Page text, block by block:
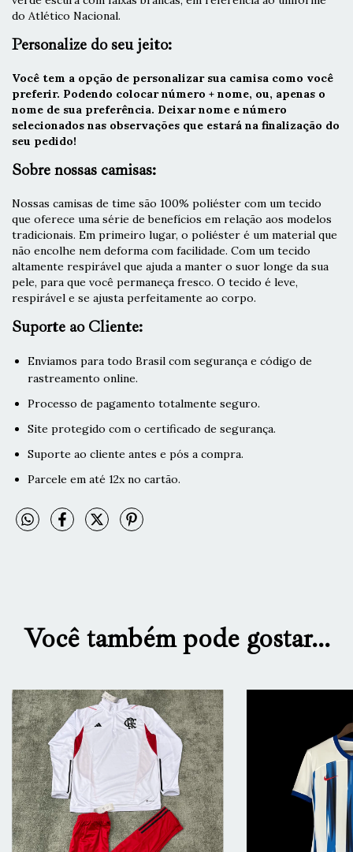
do Atlético Nacional.
Personalize do seu jeito:
Você tem a opção de personalizar sua camisa como você
preferir. Podendo colocar número + nome, ou, apenas o
nome de sua preferência. Deixar nome e número
selecionados nas observações que estará na finalização do
seu pedido!
Sobre nossas camisas:
Nossas camisas de time são 100% poliéster com um tecido
que oferece uma série de benefícios em relação aos modelos
tradicionais. Em primeiro lugar, o poliéster é um material que
não encolhe nem deforma com facilidade. Com um tecido
altamente respirável que ajuda a manter o suor longe da sua
pele, para que você permaneça fresco. O tecido é leve,
respirável e se ajusta perfeitamente ao corpo.
Suporte ao Cliente:
Enviamos para todo Brasil com segurança e código de
rastreamento online.
Processo de pagamento totalmente seguro.
Site protegido com o certificado de segurança.
Suporte ao cliente antes e pós a compra.
Parcele em até 12x no cartão.
Você também pode gostar...